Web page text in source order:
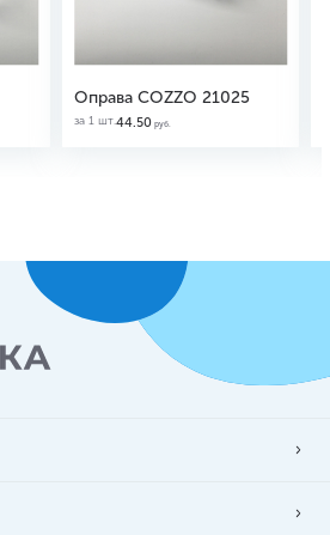
Оправа COZZO 21025
за 1 шт.44.50 руб.